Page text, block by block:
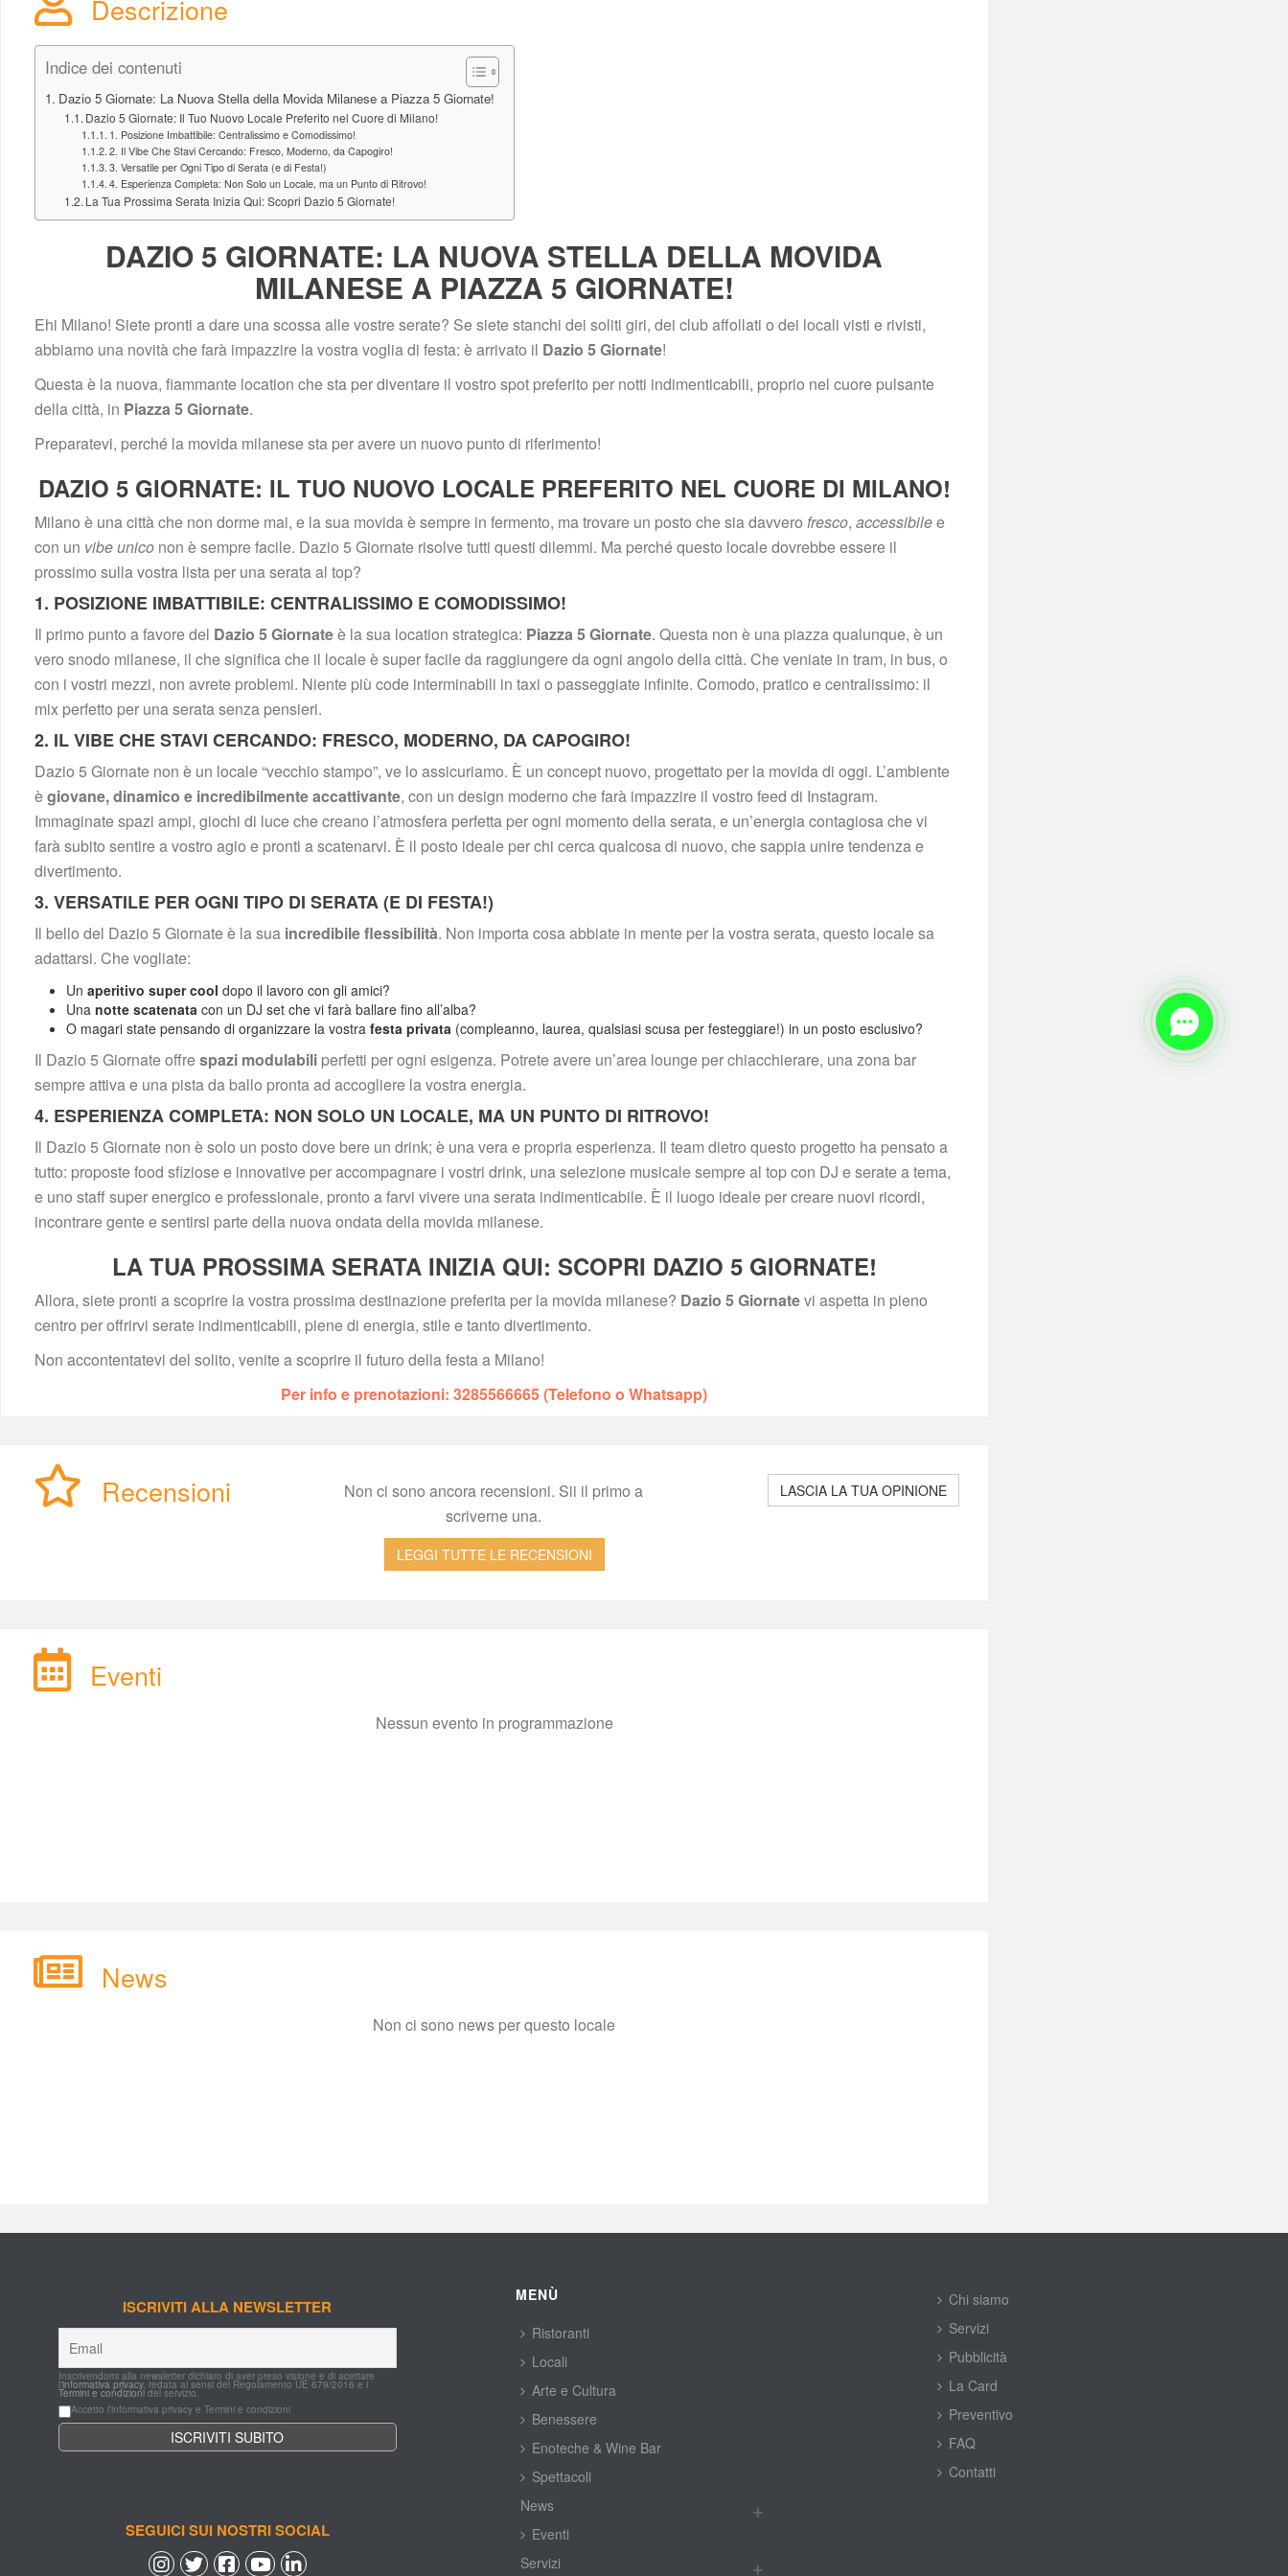
Descrizione
Indice dei contenuti
Dazio 5 Giornate: La Nuova Stella della Movida Milanese a Piazza 5 Giornate!
Dazio 5 Giornate: Il Tuo Nuovo Locale Preferito nel Cuore di Milano!
1. Posizione Imbattibile: Centralissimo e Comodissimo!
2. Il Vibe Che Stavi Cercando: Fresco, Moderno, da Capogiro!
3. Versatile per Ogni Tipo di Serata (e di Festa!)
4. Esperienza Completa: Non Solo un Locale, ma un Punto di Ritrovo!
La Tua Prossima Serata Inizia Qui: Scopri Dazio 5 Giornate!
DAZIO 5 GIORNATE: LA NUOVA STELLA DELLA MOVIDA
MILANESE A PIAZZA 5 GIORNATE!
Ehi Milano! Siete pronti a dare una scossa alle vostre serate? Se siete stanchi dei soliti giri, dei club affollati o dei locali visti e rivisti,
abbiamo una novità che farà impazzire la vostra voglia di festa: è arrivato il Dazio 5 Giornate!
Questa è la nuova, fiammante location che sta per diventare il vostro spot preferito per notti indimenticabili, proprio nel cuore pulsante
della città, in Piazza 5 Giornate.
Preparatevi, perché la movida milanese sta per avere un nuovo punto di riferimento!
DAZIO 5 GIORNATE: IL TUO NUOVO LOCALE PREFERITO NEL CUORE DI MILANO!
Milano è una città che non dorme mai, e la sua movida è sempre in fermento, ma trovare un posto che sia davvero fresco, accessibile e
con un vibe unico non è sempre facile. Dazio 5 Giornate risolve tutti questi dilemmi. Ma perché questo locale dovrebbe essere il
prossimo sulla vostra lista per una serata al top?
1. POSIZIONE IMBATTIBILE: CENTRALISSIMO E COMODISSIMO!
Il primo punto a favore del Dazio 5 Giornate è la sua location strategica: Piazza 5 Giornate. Questa non è una piazza qualunque, è un
vero snodo milanese, il che significa che il locale è super facile da raggiungere da ogni angolo della città. Che veniate in tram, in bus, o
con i vostri mezzi, non avrete problemi. Niente più code interminabili in taxi o passeggiate infinite. Comodo, pratico e centralissimo: il
mix perfetto per una serata senza pensieri.
2. IL VIBE CHE STAVI CERCANDO: FRESCO, MODERNO, DA CAPOGIRO!
Dazio 5 Giornate non è un locale “vecchio stampo”, ve lo assicuriamo. È un concept nuovo, progettato per la movida di oggi. L’ambiente
è giovane, dinamico e incredibilmente accattivante, con un design moderno che farà impazzire il vostro feed di Instagram.
Immaginate spazi ampi, giochi di luce che creano l’atmosfera perfetta per ogni momento della serata, e un’energia contagiosa che vi
farà subito sentire a vostro agio e pronti a scatenarvi. È il posto ideale per chi cerca qualcosa di nuovo, che sappia unire tendenza e
divertimento.
3. VERSATILE PER OGNI TIPO DI SERATA (E DI FESTA!)
Il bello del Dazio 5 Giornate è la sua incredibile flessibilità. Non importa cosa abbiate in mente per la vostra serata, questo locale sa
adattarsi. Che vogliate:
Un aperitivo super cool dopo il lavoro con gli amici?
Una notte scatenata con un DJ set che vi farà ballare fino all’alba?
O magari state pensando di organizzare la vostra festa privata (compleanno, laurea, qualsiasi scusa per festeggiare!) in un posto esclusivo?
Il Dazio 5 Giornate offre pazi modulabili perfetti per ogni esigenza. Potrete avere un’area lounge per chiacchierare, una zona bar
empre attiva e una pista da ballo pronta ad accogliere la vostra energia.
4. ESPERIENZA COMPLETA: NON SOLO UN LOCALE, MA UN PUNTO DI RITROVO!
Il Dazio 5 Giornate non è solo un posto dove bere un drink; è una vera e propria esperienza. Il team dietro questo progetto ha pensato a
tutto: proposte food sfiziose e innovative per accompagnare i vostri drink, una selezione musicale sempre al top con DJ e serate a tema,
e uno staff super energico e professionale, pronto a farvi vivere una serata indimenticabile. È il luogo ideale per creare nuovi ricordi,
incontrare gente e sentirsi parte della nuova ondata della movida milanese.
LA TUA PROSSIMA SERATA INIZIA QUI: SCOPRI DAZIO 5 GIORNATE!
Allora, siete pronti a scoprire la vostra prossima destinazione preferita per la movida milanese? Dazio 5 Giornate vi aspetta in pieno
centro per offrirvi serate indimenticabili, piene di energia, stile e tanto divertimento.
Non accontentatevi del solito, venite a scoprire il futuro della festa a Milano!
Per info e prenotazioni: 3285566665 (Telefono o Whatsapp)
Recensioni
Non ci sono ancora recensioni. Sii il primo a
criverne una.
LASCIA LA TUA OPINIONE
LEGGI TUTTE LE RECENSIONI
Eventi
Nessun evento in programmazione
New
Non ci sono news per questo locale
ISCRIVITI ALLA NEWSLETTER
Inscrivendomi alla newsletter dichiaro di aver preso visione e di acettare
l'informativa privacy, redata ai sensi del Regolamento UE 679/2016 e i
Termini e condizioni del servizio.
Accetto l'informativa privacy e Termini e condizioni
SEGUICI SUI NOSTRI SOCIAL
MENÙ
Ristoranti
Locali
Arte e Cultura
Benessere
Enoteche & Wine Bar
Spettacoli
New
Eventi
Servizi
Chi siamo
Servizi
Pubblicità
La Card
Preventivo
FAQ
Contatti